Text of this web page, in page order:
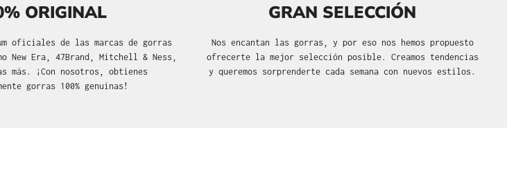
ORIGINAL
oficiales de las marcas de gorras
New Era, 47Brand, Mitchell & Ness,
más. ¡Con nosotros, obtienes
gorras 100% genuinas!
GRAN SELECCIÓN
Nos encantan las gorras, y por eso nos hemos propuesto
ofrecerte la mejor selección posible. Creamos tendencias
y queremos sorprenderte cada semana con nuevos estilos.